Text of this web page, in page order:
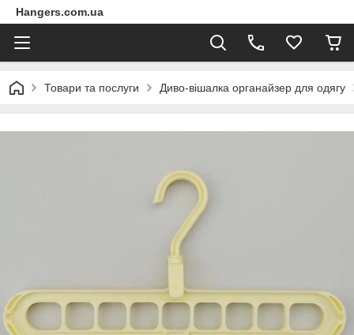
Hangers.com.ua
Товари та послуги Диво-вішалка органайзер для одягу